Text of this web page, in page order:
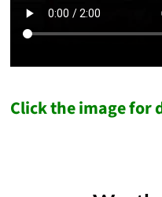
Click the image for